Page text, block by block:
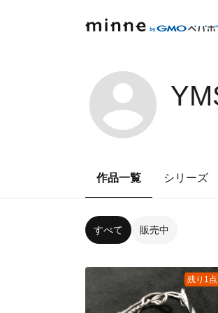
作品一覧 シリーズ
すべて 販売中
残り1点